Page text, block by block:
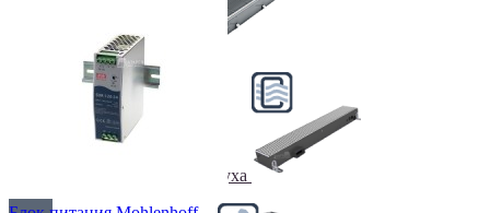
С дренажем
С притоком воздуха